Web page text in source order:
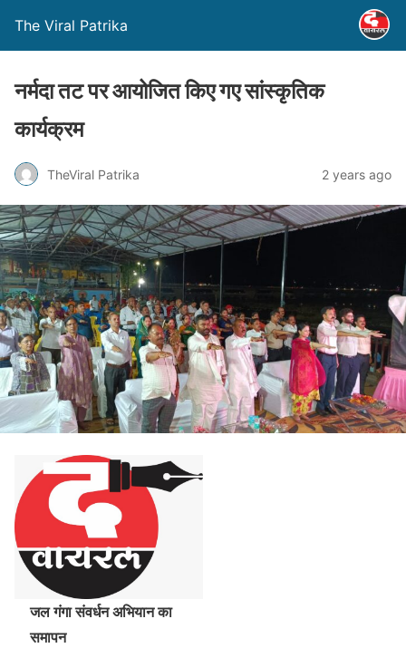
The Viral Patrika
नर्मदा तट पर आयोजित किए गए सांस्कृतिक
कार्यक्रम
TheViral Patrika 2 years ago
जल गंगा संवर्धन अभियान का
समापन